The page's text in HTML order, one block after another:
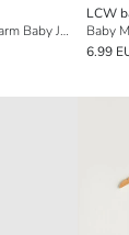
Hirsch Bedruckt Mädchen Langarm Baby Jungen Druckknopf Body 2er-Pack
LCW
6.99